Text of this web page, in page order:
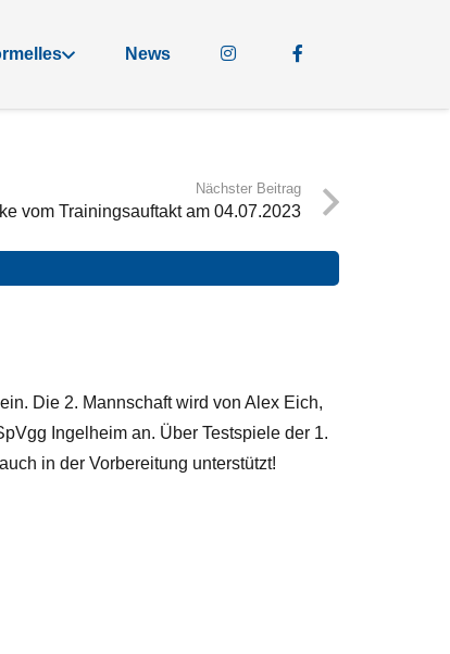
News
Nächster Beitrag
vom Trainingsauftakt am 04.07.2023
Die 2. Mannschaft wird von Alex Eich,
Ingelheim an. Über Testspiele der 1.
in der Vorbereitung unterstützt!